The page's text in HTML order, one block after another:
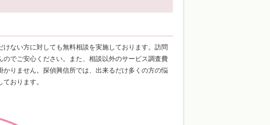
ない方に対しても無料相談を実施しております。訪問
でご安心ください。また、相談以外のサービス調査費
りません。探偵興信所では、出来るだけ多くの方の悩
おります。